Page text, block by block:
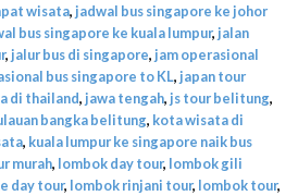
wisata, jadwal bus singapore ke johor
bus singapore ke kuala lumpur, jalan
, jalur bus di singapore, jam operasional
bus singapore to KL, japan tour
di thailand, jawa tengah, js tour belitung,
bangka belitung, kota wisata di
, kuala lumpur ke singapore naik bus
murah, lombok day tour, lombok gili
day tour, lombok rinjani tour, lombok tour,